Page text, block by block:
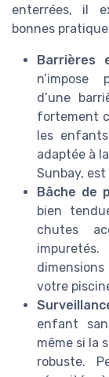
enterrées, il
bonnes
Barrières
n’impose
d’une
fortement
les
adaptée à
Sunbay,
Bâche de
bien
chutes
votre
enfant
même si la
robuste.